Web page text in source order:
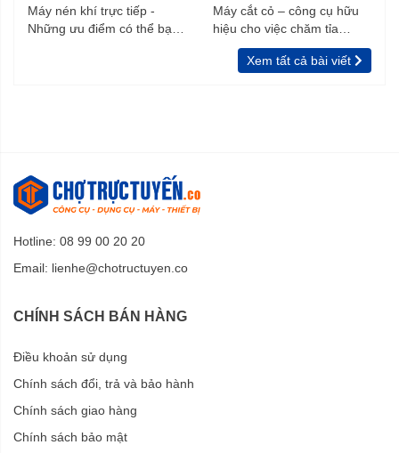
Máy nén khí trực tiếp -
Những ưu điểm có thể bạn
Máy cắt cỏ – công cụ hữu
hiệu cho việc chăm tỉa
vườn, rào
Xem tất cả bài viết
Hotline: 08 99 00 20 20
Email: lienhe@chotructuyen.co
CHÍNH SÁCH BÁN HÀNG
Điều khoản sử dụng
Chính sách đổi, trả và bảo hành
Chính sách giao hàng
Chính sách bảo mật